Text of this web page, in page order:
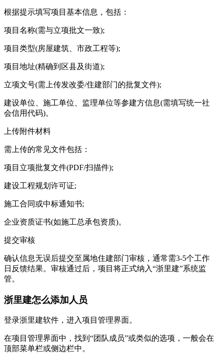
根据提示填写项目基本信息，包括：
项目名称(需与立项批文一致);
项目类型(房屋建筑、市政工程等);
项目地址(精确到区县及街道);
立项文号(需上传发改委/住建部门的批复文件);
建设单位、施工单位、监理单位等参建方信息(需填写统一社
会信用代码)。
上传附件材料
需上传的常见文件包括：
项目立项批复文件(PDF/扫描件);
建设工程规划许可证;
施工合同或中标通知书;
企业资质证书(如施工总承包资质)。
提交审核
确认信息无误后提交至属地住建部门审核，通常需3-5个工作
日反馈结果。审核通过后，项目将正式纳入“浙里建”系统监
管。
浙里建怎么添加人员
登录浙里建软件，进入项目管理界面。
在项目管理界面中，找到“团队成员”或类似的选项，一般会在
顶部菜单栏或侧边栏中。